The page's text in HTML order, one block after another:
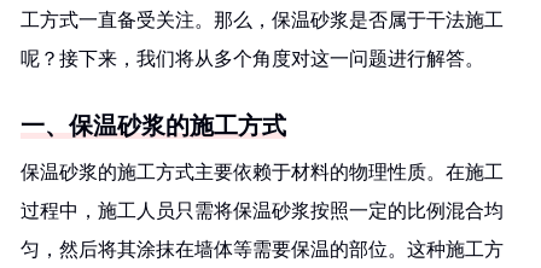
工方式一直备受关注。那么，保温砂浆是否属于干法施工
呢？接下来，我们将从多个角度对这一问题进行解答。
一、保温砂浆的施工方式
保温砂浆的施工方式主要依赖于材料的物理性质。在施工
过程中，施工人员只需将保温砂浆按照一定的比例混合均
匀，然后将其涂抹在墙体等需要保温的部位。这种施工方